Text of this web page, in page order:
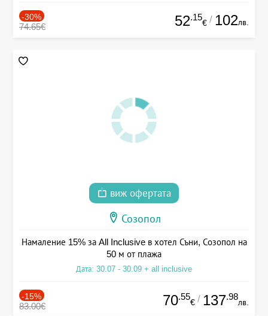
-30%
74.65€ 52.15
€ / 102лв.
виж офертата
Созопол
Намаление 15% за All Inclusive в хотел Съни, Созопол на
50 м от плажа
Дата: 30.07 - 30.09 + all inclusive
-15%
83.00€ 70.55
€ / 137.98
лв.